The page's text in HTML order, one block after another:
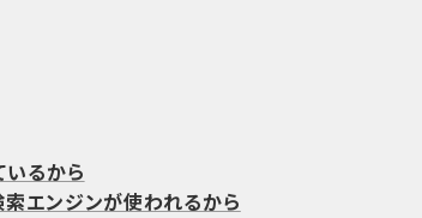
いるから
索エンジンが使われるから